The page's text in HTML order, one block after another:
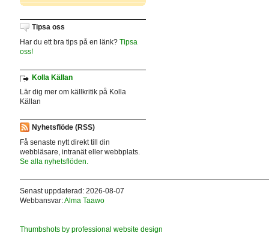
Tipsa oss
Har du ett bra tips på en länk? Tipsa
oss!
Kolla Källan
Lär dig mer om källkritik på Kolla
Källan
Nyhetsflöde (RSS)
Få senaste nytt direkt till din
webbläsare, intranät eller webbplats.
Se alla nyhetsflöden.
Senast uppdaterad: 2026-08-07
Webbansvar:Alma Taawo
Thumbshots by professional website design